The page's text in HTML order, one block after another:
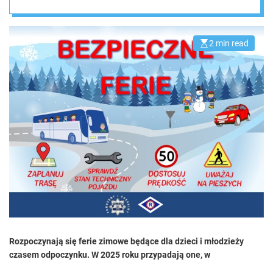
E
s
i
m
a
t
e
d
r
d
t
i
m
e
2 min read
Rozpoczynają się ferie zimowe będące dla dzieci i młodzieży
czasem odpoczynku. W 2025 roku przypadają one, w